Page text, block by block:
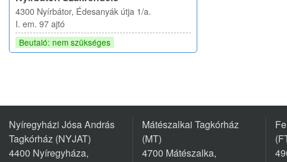
4300 Nyírbátor, Édesanyák útja 1/a.
I. em. 97 ajtó
Beutaló: nem szükséges
Nyíregyházi Jósa András
Tagkórház (NYJAT)
4400 Nyíregyháza,
Mátészalkai Tagkórház
(MT)
4700 Mátészalka,